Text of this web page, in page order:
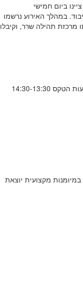
ביום חמישי
במהלך האירוע נרשמו
מרכזת תהילה שרר, וקיבלו
4.11.1995 י"ב בחשוון תשנ"ו טקס יום הזיכרון ליצחק רבין ז"ל ביום רביעי 1 בנובמבר 2017 שעות הטקס 14:30-13:30
מקצועית יוצאת